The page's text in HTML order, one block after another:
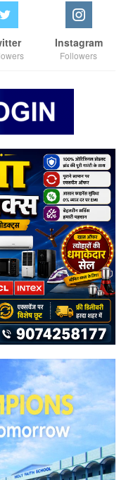
Instagram
Followers